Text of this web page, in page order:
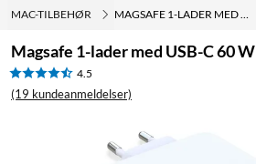
MAC-TILBEHØR MAGSAFE 1-LADER MED USB-C 60 W
Magsafe 1-lader med USB-C 60 W
4.5
(19 kundeanmeldelser)